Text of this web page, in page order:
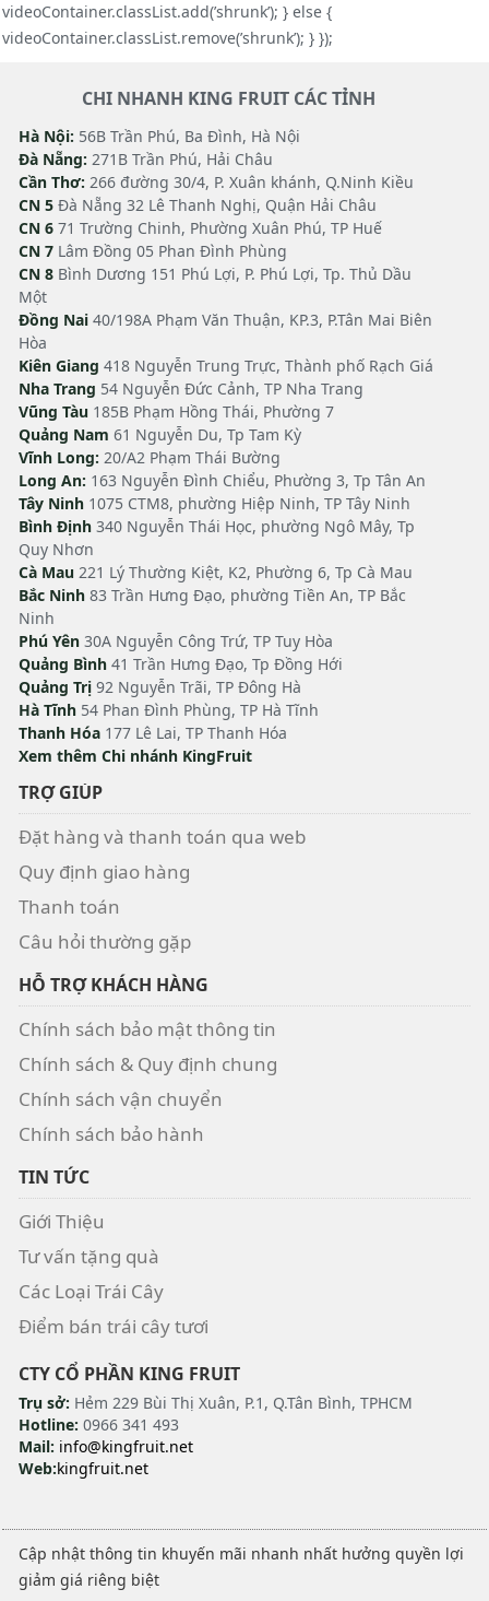
videoContainer.classList.add(’shrunk’); } else {
videoContainer.classList.remove(’shrunk’); } });
CHI NHANH KING FRUIT CÁC TỈNH
Hà Nội: 56B Trần Phú, Ba Đình, Hà Nội
Đà Nẵng: 271B Trần Phú, Hải Châu
Cần Thơ: 266 đường 30/4, P. Xuân khánh, Q.Ninh Kiều
CN 5 Đà Nẵng 32 Lê Thanh Nghị, Quận Hải Châu
CN 6 71 Trường Chinh, Phường Xuân Phú, TP Huế
CN 7 Lâm Đồng 05 Phan Đình Phùng
CN 8 Bình Dương 151 Phú Lợi, P. Phú Lợi, Tp. Thủ Dầu
Một
Đồng Nai 40/198A Phạm Văn Thuận, KP.3, P.Tân Mai Biên
Hòa
Kiên Giang 418 Nguyễn Trung Trực, Thành phố Rạch Giá
Nha Trang 54 Nguyễn Đức Cảnh, TP Nha Trang
Vũng Tàu 185B Phạm Hồng Thái, Phường 7
Quảng Nam 61 Nguyễn Du, Tp Tam Kỳ
Vĩnh Long: 20/A2 Phạm Thái Bường
Long An: 163 Nguyễn Đình Chiểu, Phường 3, Tp Tân An
Tây Ninh 1075 CTM8, phường Hiệp Ninh, TP Tây Ninh
Bình Định 340 Nguyễn Thái Học, phường Ngô Mây, Tp
Quy Nhơn
Cà Mau 221 Lý Thường Kiệt, K2, Phường 6, Tp Cà Mau
Bắc Ninh 83 Trần Hưng Đạo, phường Tiền An, TP Bắc
Ninh
Phú Yên 30A Nguyễn Công Trứ, TP Tuy Hòa
Quảng Bình 41 Trần Hưng Đạo, Tp Đồng Hới
Quảng Trị 92 Nguyễn Trãi, TP Đông Hà
Hà Tĩnh 54 Phan Đình Phùng, TP Hà Tĩnh
Thanh Hóa 177 Lê Lai, TP Thanh Hóa
Xem thêm Chi nhánh KingFruit
TRỢ GIÚP
Đặt hàng và thanh toán qua web
Quy định giao hàng
Thanh toán
Câu hỏi thường gặp
HỖ TRỢ KHÁCH HÀNG
Chính sách bảo mật thông tin
Chính sách & Quy định chung
Chính sách vận chuyển
Chính sách bảo hành
TIN TỨC
Giới Thiệu
Tư vấn tặng quà
Các Loại Trái Cây
Điểm bán trái cây tươi
CTY CỔ PHẦN KING FRUIT
Trụ sở: Hẻm 229 Bùi Thị Xuân, P.1, Q.Tân Bình, TPHCM
Hotline: 0966 341 493
Mail: info@kingfruit.net
Web:kingfruit.net
Cập nhật thông tin khuyến mãi nhanh nhất hưởng quyền lợi
giảm giá riêng biệt